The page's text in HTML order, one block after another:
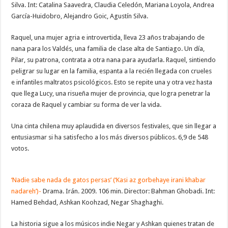
Silva. Int: Catalina Saavedra, Claudia Celedón, Mariana Loyola, Andrea
García-Huidobro, Alejandro Goic, Agustín Silva.
Raquel, una mujer agria e introvertida, lleva 23 años trabajando de
nana para los Valdés, una familia de clase alta de Santiago. Un día,
Pilar, su patrona, contrata a otra nana para ayudarla. Raquel, sintiendo
peligrar su lugar en la familia, espanta a la recién llegada con crueles
e infantiles maltratos psicológicos. Esto se repite una y otra vez hasta
que llega Lucy, una risueña mujer de provincia, que logra penetrar la
coraza de Raquel y cambiar su forma de ver la vida.
Una cinta chilena muy aplaudida en diversos festivales, que sin llegar a
entusiasmar si ha satisfecho a los más diversos públicos. 6,9 de 548
votos.
‘Nadie sabe nada de gatos persas’ (‘Kasi az gorbehaye irani khabar
nadareh’)- Drama. Irán. 2009. 106 min. Director: Bahman Ghobadi. Int:
Hamed Behdad, Ashkan Koohzad, Negar Shaghaghi.
La historia sigue a los músicos indie Negar y Ashkan quienes tratan de